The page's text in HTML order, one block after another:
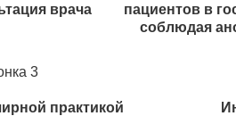
врача
пациентов в
соблюдая
практикой